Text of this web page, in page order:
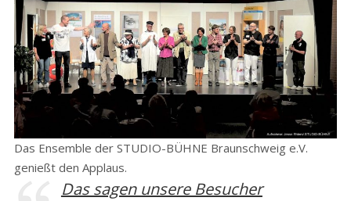
Das Ensemble der STUDIO-BÜHNE Braunschweig e.V.
genießt den Applaus.
Das sagen unsere Besucher